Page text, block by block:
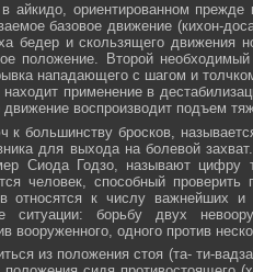
ориентированном прежде
базовое движение (кихон-
бедер и скользящего движения
положение. Второй
нападающего с шагом и
применение в
воспроизводит подъем
большинству бросков,
для выхода на болевой
Сиода Годзо, называют
человек, способный проверить
относятся к числу важнейших
ситуации: борьбу двух
вооруженного, одного против
из положения стоя (та- ти-